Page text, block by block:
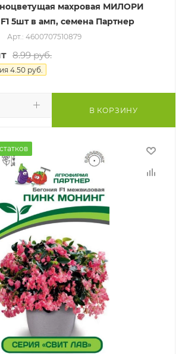
махровая МИЛОРИ
5шт в амп, семена Партнер
Арт.: 4600707510879
8.99руб.
4.50 руб.
В КОРЗИНУ